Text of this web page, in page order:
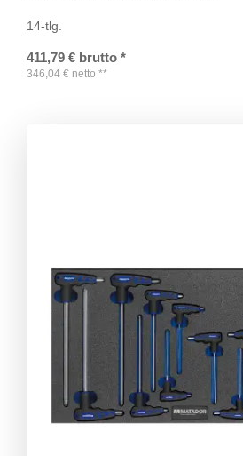
14-tlg.
411,79 € brutto *
346,04 € netto **